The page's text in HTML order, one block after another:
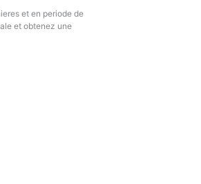
et en periode de
et obtenez une